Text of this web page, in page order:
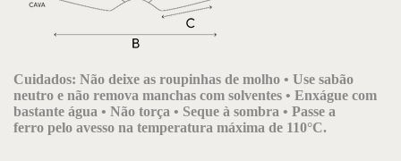
Cuidados: Não deixe as roupinhas de molho • Use sabão
neutro e não remova manchas com solventes • Enxágue com
bastante água • Não torça • Seque à sombra • Passe a
ferro pelo avesso na temperatura máxima de 110°C.